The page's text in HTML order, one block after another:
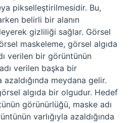
pikselleştirilmesidir. Bu,
belirli bir alanın
gizliliği sağlar. Görsel
maskeleme, görsel algıda
verilen bir görüntünün
verilen başka bir
azaldığında meydana gelir.
algıda bir olgudur. Hedef
görünürlüğü, maske adı
varlığıyla azaldığında